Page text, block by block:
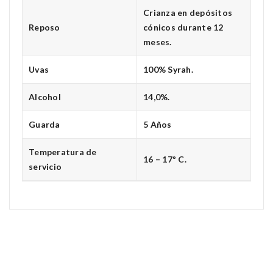
Reposo
Crianza en depósitos
cónicos durante 12
meses.
Uvas 100% Syrah.
Alcohol 14,0%.
Guarda 5 Años
Temperatura de
servicio
16 – 17º C.